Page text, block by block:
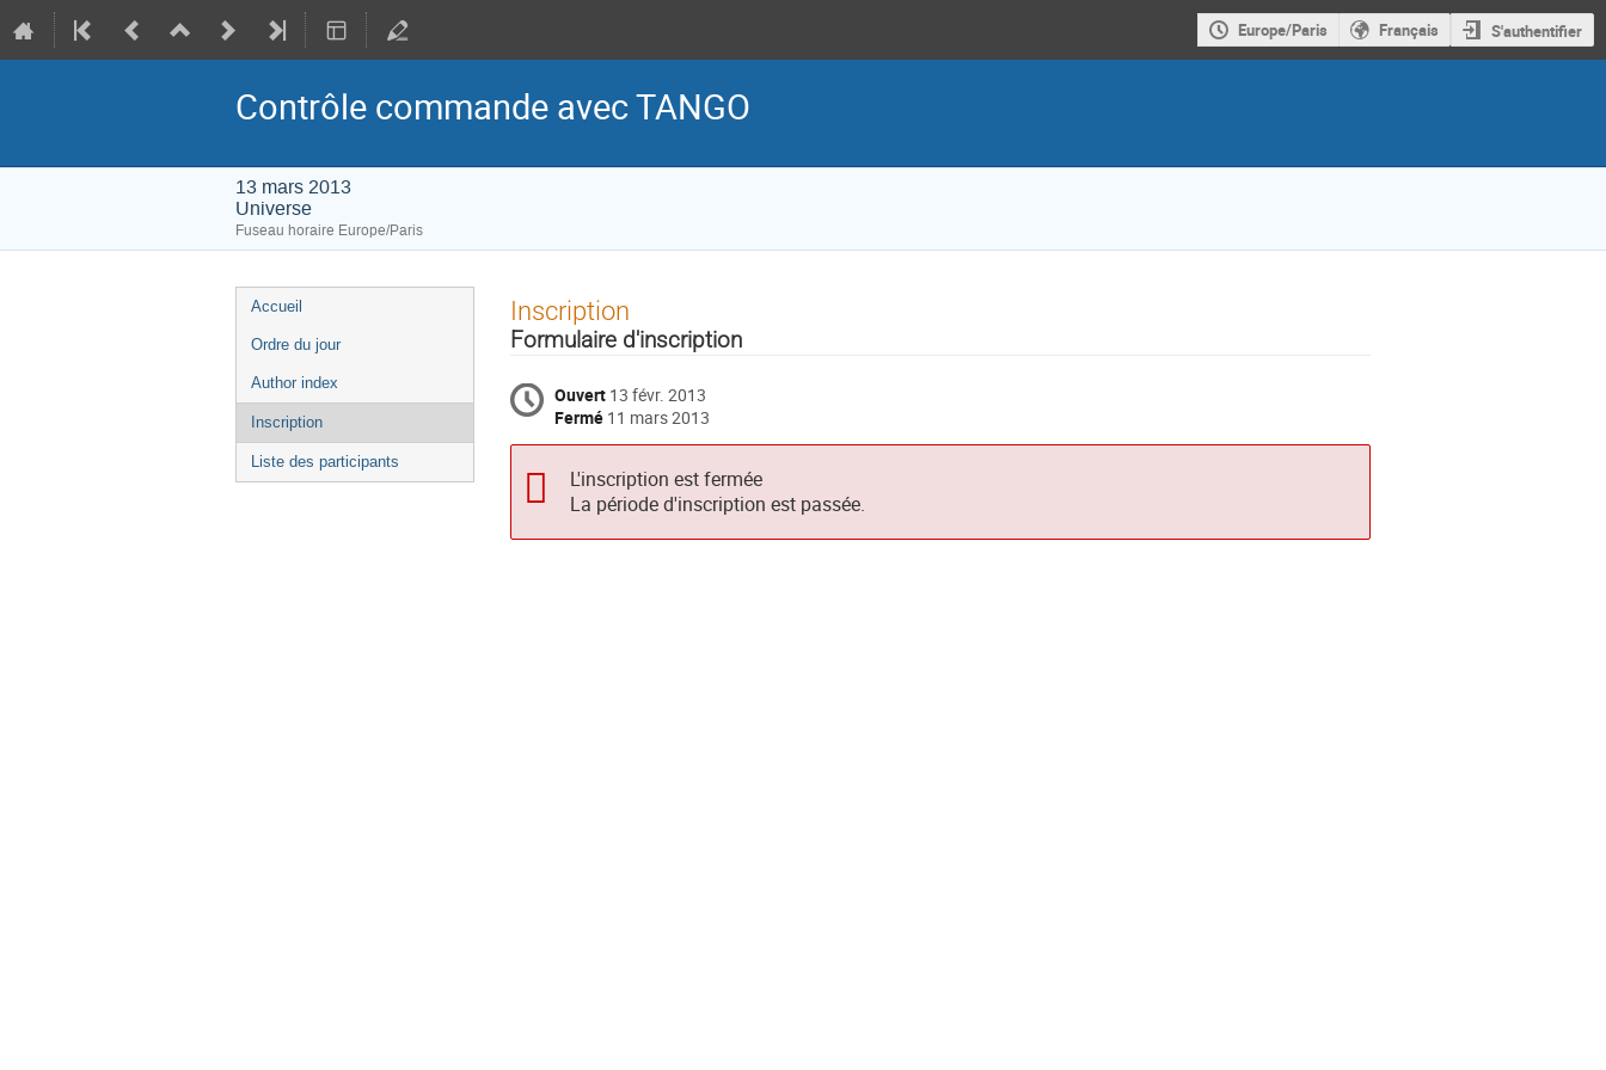
Europe/Paris Français S'authentifier
Contrôle commande avec TANGO
13 mars 2013
Universe
Fuseau horaire Europe/Paris
Menu
de
Accueil
Ordre du jour
Author index
Inscription
Liste des participants
Inscription
Formulaire d'inscription
Ouvert 13 févr. 2013
Fermé 11 mars 2013
L'inscription est fermée
La période d'inscription est passée.